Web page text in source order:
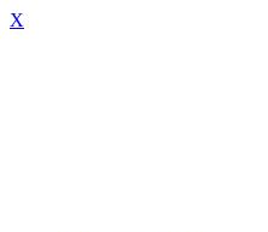
X